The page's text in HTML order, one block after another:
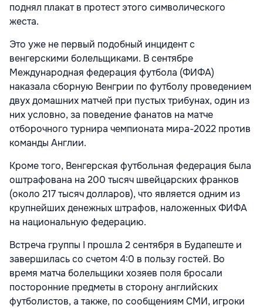
поднял плакат в протест этого символического
жеста.
Это уже не первый подобный инцидент с
венгерскими болельщиками. В сентябре
Международная федерация футбола (ФИФА)
наказала сборную Венгрии по футболу проведением
двух домашних матчей при пустых трибунах, один из
них условно, за поведение фанатов на матче
отборочного турнира чемпионата мира-2022 против
команды Англии.
Кроме того, Венгерская футбольная федерация была
оштрафована на 200 тысяч швейцарских франков
(около 217 тысяч долларов), что является одним из
крупнейших денежных штрафов, наложенных ФИФА
на национальную федерацию.
Встреча группы I прошла 2 сентября в Будапеште и
завершилась со счетом 4:0 в пользу гостей. Во
время матча болельщики хозяев поля бросали
посторонние предметы в сторону английских
футболистов, а также, по сообщениям СМИ, игроки